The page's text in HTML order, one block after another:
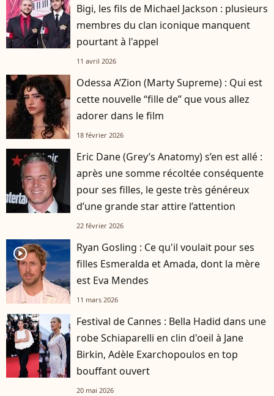
Bigi, les fils de Michael Jackson : plusieurs
membres du clan iconique manquent
pourtant à l'appel
11 avril 2026
Odessa A’Zion (Marty Supreme) : Qui est
cette nouvelle “fille de” que vous allez
adorer dans le film
18 février 2026
Eric Dane (Grey’s Anatomy) s’en est allé :
après une somme récoltée conséquente
pour ses filles, le geste très généreux
d’une grande star attire l’attention
22 février 2026
player2
Ryan Gosling : Ce qu'il voulait pour ses
filles Esmeralda et Amada, dont la mère
est Eva Mendes
11 mars 2026
Festival de Cannes : Bella Hadid dans une
robe Schiaparelli en clin d'oeil à Jane
Birkin, Adèle Exarchopoulos en top
bouffant ouvert
20 mai 2026